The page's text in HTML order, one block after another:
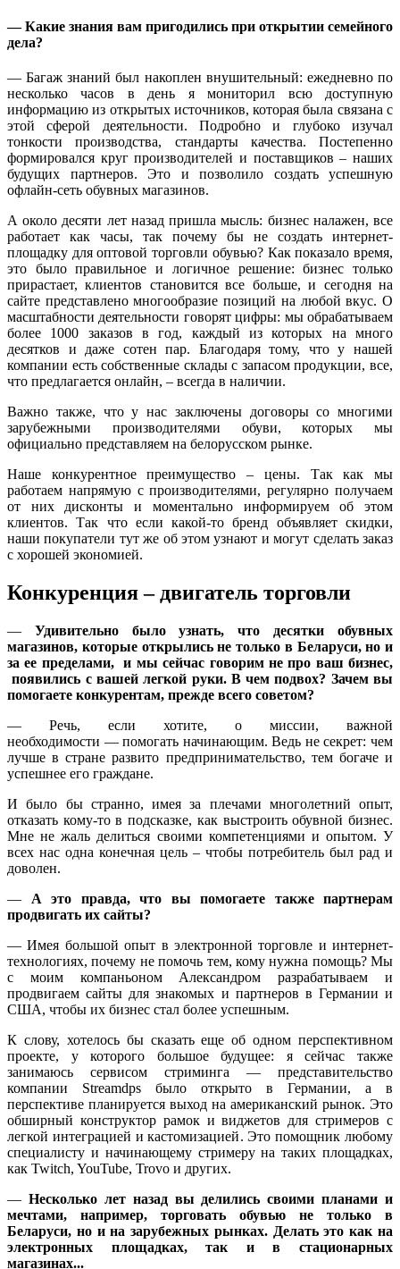
—Какие знания вам пригодились при открытии семейного
дела?
— Багаж знаний был накоплен внушительный: ежедневно по
несколько часов в день я мониторил всю доступную
информацию из открытых источников, которая была связана с
этой сферой деятельности. Подробно и глубоко изучал
тонкости производства, стандарты качества. Постепенно
формировался круг производителей и поставщиков – наших
будущих партнеров. Это и позволило создать успешную
офлайн-сеть обувных магазинов.
А около десяти лет назад пришла мысль: бизнес налажен, все
работает как часы, так почему бы не создать интернет-
площадку для оптовой торговли обувью? Как показало время,
это было правильное и логичное решение: бизнес только
прирастает, клиентов становится все больше, и сегодня на
сайте представлено многообразие позиций на любой вкус. О
масштабности деятельности говорят цифры: мы обрабатываем
более 1000 заказов в год, каждый из которых на много
десятков и даже сотен пар. Благодаря тому, что у нашей
компании есть собственные склады с запасом продукции, все,
что предлагается онлайн, – всегда в наличии.
Важно также, что у нас заключены договоры со многими
зарубежными производителями обуви, которых мы
официально представляем на белорусском рынке.
Наше конкурентное преимущество – цены. Так как мы
работаем напрямую с производителями, регулярно получаем
от них дисконты и моментально информируем об этом
клиентов. Так что если какой-то бренд объявляет скидки,
наши покупатели тут же об этом узнают и могут сделать заказ
с хорошей экономией.
Конкуренция – двигатель торговли
— Удивительно было узнать, что десятки обувных
магазинов, которые открылись не только в Беларуси, но и
за ее пределами,
и мы сейчас говорим не про ваш бизнес,
появились с вашей легкой руки. В чем подвох? Зачем вы
помогаете конкурентам, прежде всего советом?
— Речь, если хотите, о миссии, важной
необходимости —помогать начинающим. Ведь не секрет: чем
лучше в стране развито предпринимательство, тем богаче и
успешнее его граждане.
И было бы странно, имея за плечами многолетний опыт,
отказать кому-то в подсказке, как выстроить обувной бизнес.
Мне не жаль делиться своими компетенциями и опытом. У
всех нас одна конечная цель – чтобы потребитель был рад и
доволен.
— А это правда, что вы помогаете также партнерам
продвигать их сайты?
— Имея большой опыт в электронной торговле и интернет-
технологиях, почему не помочь тем, кому нужна помощь? Мы
с моим компаньоном Александром разрабатываем и
продвигаем сайты для знакомых и партнеров в Германии и
США, чтобы их бизнес стал более успешным.
К слову, хотелось бы сказать еще об одном перспективном
проекте, у которого большое будущее: я сейчас также
занимаюсь сервисом стриминга
— представительство
компании Streamdps было открыто в Германии, а в
перспективе планируется выход на американский рынок. Это
обширный конструктор рамок и виджетов для стримеров с
легкой интеграцией и кастомизацией. Это помощник любому
специалисту и начинающему стримеру на таких площадках,
как Twitch, YouTube, Trovo и других.
— Несколько лет назад вы делились своими планами и
мечтами, например, торговать обувью не только в
Беларуси, но и на зарубежных рынках. Делать это как на
электронных площадках, так и в стационарных
магазинах...